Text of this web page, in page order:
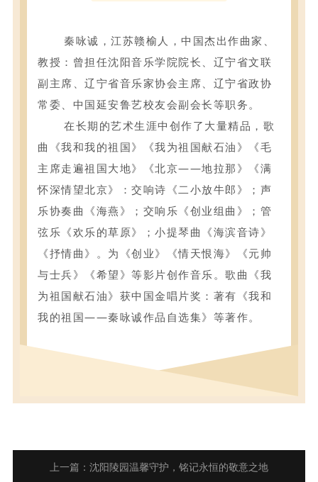
秦咏诚，江苏赣榆人，中国杰出作曲家、
教授：曾担任沈阳音乐学院院长、辽宁省文联
副主席、辽宁省音乐家协会主席、辽宁省政协
常委、中国延安鲁艺校友会副会长等职务。
在长期的艺术生涯中创作了大量精品，歌
曲《我和我的祖国》《我为祖国献石油》《毛
主席走遍祖国大地》《北京——地拉那》《满
怀深情望北京》：交响诗《二小放牛郎》；声
乐协奏曲《海燕》；交响乐《创业组曲》；管
弦乐《欢乐的草原》；小提琴曲《海滨音诗》
《抒情曲》。为《创业》《情天恨海》《元帅
与士兵》《希望》等影片创作音乐。歌曲《我
为祖国献石油》获中国金唱片奖：著有《我和
我的祖国——秦咏诚作品自选集》等著作。
上一篇：沈阳陵园温馨守护，铭记永恒的敬意之地